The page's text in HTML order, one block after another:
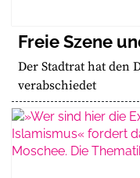
Freie Szene
Der Stadtrat hat den
verabschiedet